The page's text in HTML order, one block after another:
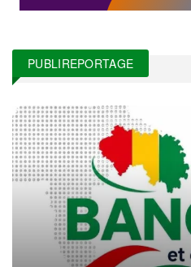
PUBLIREPORTAGE